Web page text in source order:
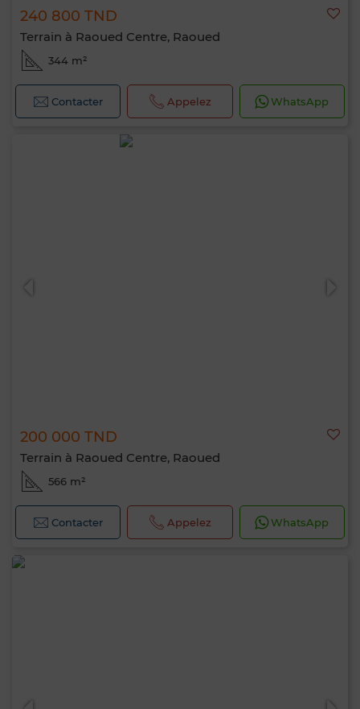
240 800 TND
Terrain à Raoued Centre, Raoued
344 m²
Contacter Appelez WhatsApp
200 000 TND
Terrain à Raoued Centre, Raoued
566 m²
Contacter Appelez WhatsApp